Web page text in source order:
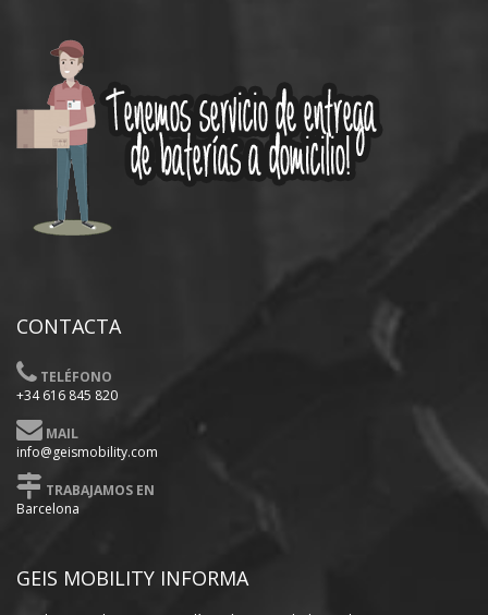
CONTACTA
TELÉFONO
+34 616 845 820
MAIL
info@geismobility.com
TRABAJAMOS EN
Barcelona
GEIS MOBILITY INFORMA